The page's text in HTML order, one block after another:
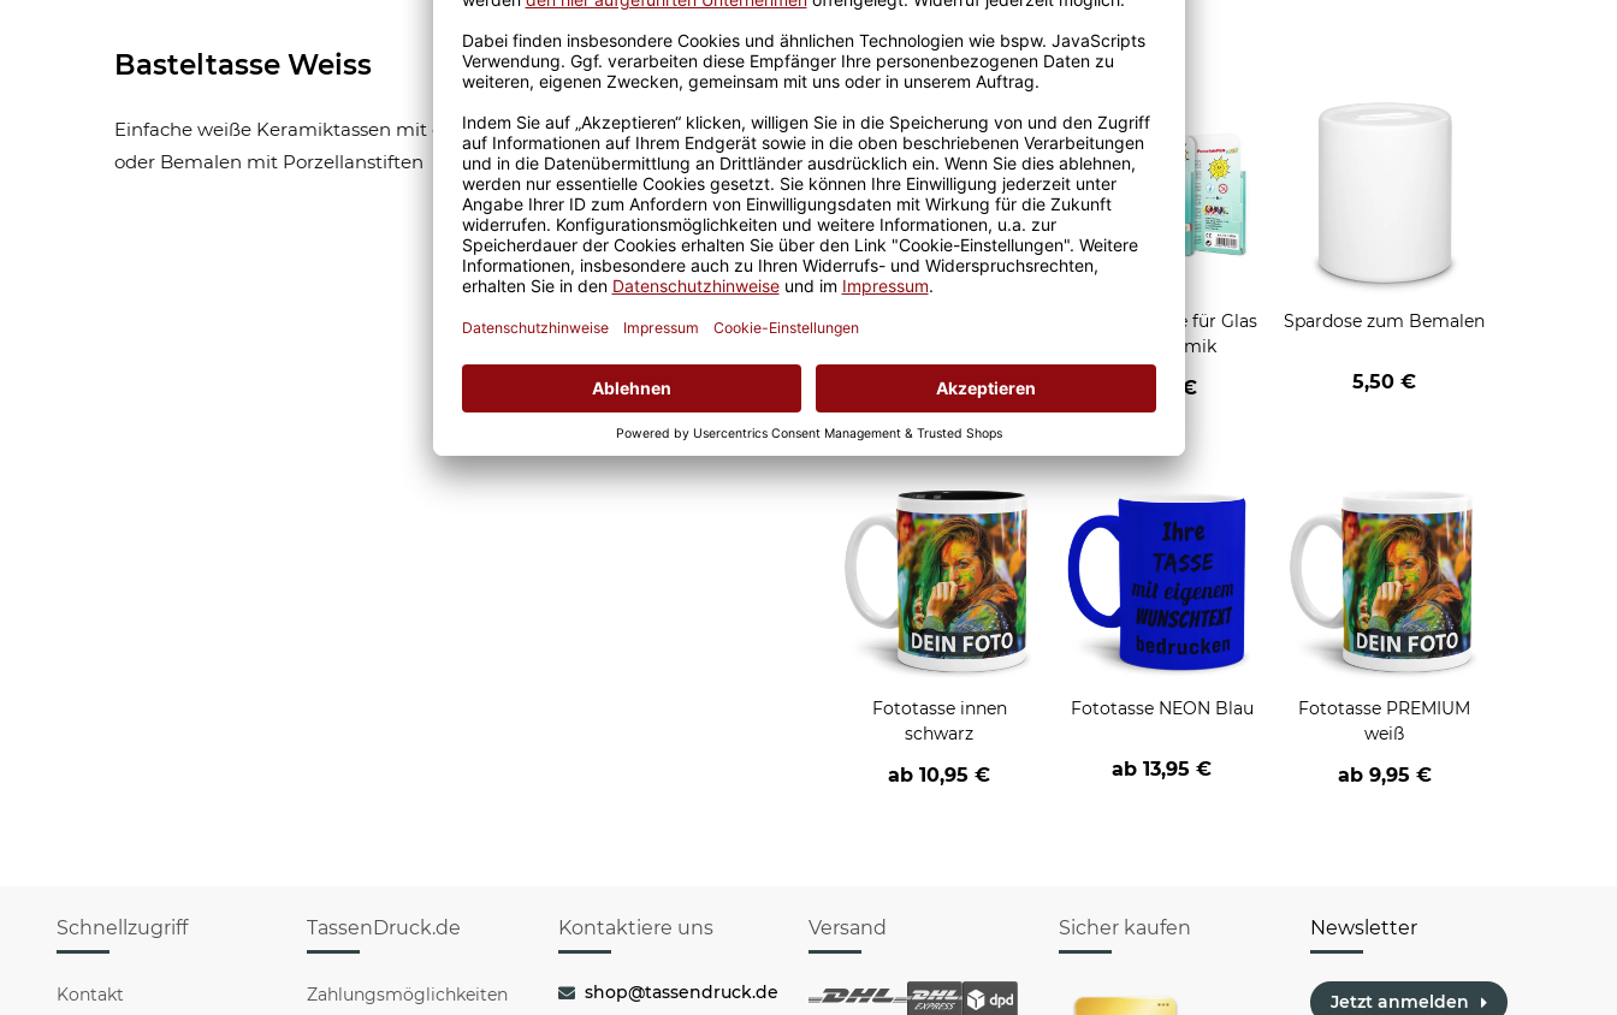
Basteltasse Weiss
Einfache weiße Keramiktassen mit glatter Oberfläche - Ideal zum Basteln
oder Bemalen mit Porzellanstiften
Passend zur Basteltasse
Geschenkverpackung 1
2,50 €
Porzellanstifte für Glas
und Keramik
14,95 €
Spardose zum Bemalen
5,50 €
Ähnliche Artikel
Fototasse innen
schwarz
ab10,95 €
Fototasse NEON Blau
ab13,95 €
Fototasse PREMIUM
weiß
ab 9,95 €
Schnellzugriff
Kontakt
TassenDruck.de
Zahlungsmöglichkeiten
Kontaktiere uns
shop@tassendruck.de
Versand Sicher kaufen Newsletter
Jetzt anmelden